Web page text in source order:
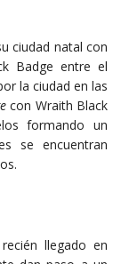
ciudad natal con
Badge entre el
la ciudad en las
con Wraith Black
formando un
se encuentran
llegado en